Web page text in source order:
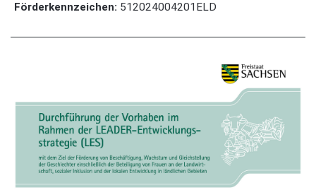
Förderkennzeichen: 512024004201ELD